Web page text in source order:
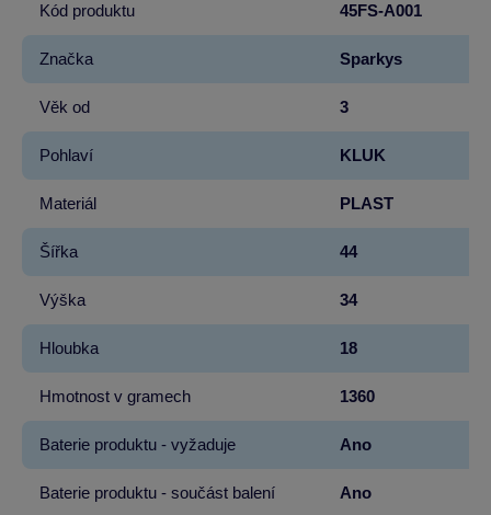
Kód produktu 45FS-A001
Značka Sparkys
Věk od 3
Pohlaví KLUK
Materiál PLAST
Šířka 44
Výška 34
Hloubka 18
Hmotnost v gramech 1360
Baterie produktu - vyžaduje Ano
Baterie produktu - součást balení Ano